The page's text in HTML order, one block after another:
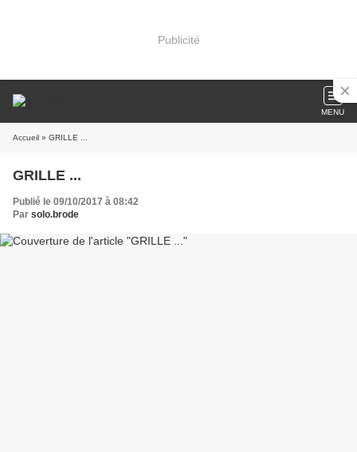
Publicité
MENU
Accueil » GRILLE ...
GRILLE ...
Publié le 09/10/2017 à 08:42
Par solo.brode